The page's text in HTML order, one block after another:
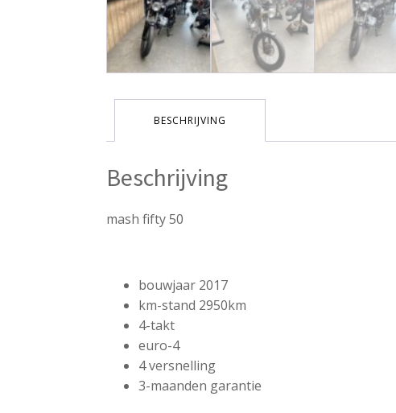
BESCHRIJVING
Beschrijving
mash fifty 50
bouwjaar 2017
km-stand 2950km
4-takt
euro-4
4 versnelling
3-maanden garantie